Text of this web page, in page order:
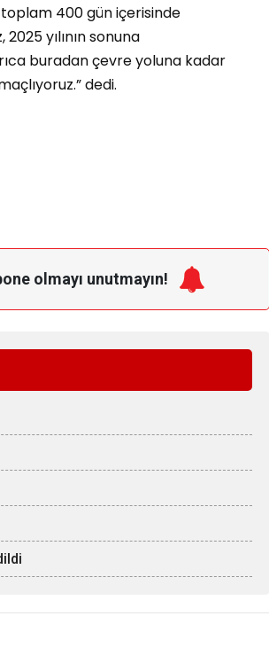
400 gün içerisinde
yılının sonuna
buradan çevre yoluna kadar
dedi.
olmayı unutmayın!